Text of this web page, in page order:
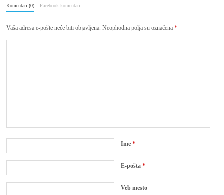
Komentari (0) Facebook komentari
Vaša adresa e-pošte neće biti objavljena. Neophodna polja su označena*
Ime*
E-pošta*
Veb mesto